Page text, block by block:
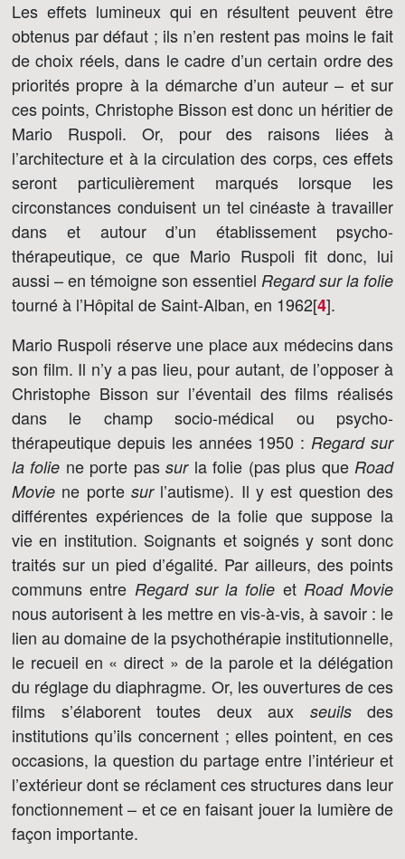
Les effets lumineux qui en résultent peuvent être
obtenus par défaut ; ils n’en restent pas moins le fait
de choix réels, dans le cadre d’un certain ordre des
priorités propre à la démarche d’un auteur – et sur
ces points, Christophe Bisson est donc un héritier de
Mario Ruspoli. Or, pour des raisons liées à
l’architecture et à la circulation des corps, ces effets
seront particulièrement marqués lorsque les
circonstances conduisent un tel cinéaste à travailler
dans et autour d’un établissement psycho-
thérapeutique, ce que Mario Ruspoli fit donc, lui
aussi – en témoigne son essentiel Regard sur la folie
tourné à l’Hôpital de Saint-Alban, en 1962[4].
Mario Ruspoli réserve une place aux médecins dans
son film. Il n’y a pas lieu, pour autant, de l’opposer à
Christophe Bisson sur l’éventail des films réalisés
dans le champ socio-médical ou psycho-
thérapeutique depuis les années 1950 : Regard sur
la folie ne porte passurla folie (pas plus que Road
Movie ne porte surl’autisme). Il y est question des
différentes expériences de la folie que suppose la
vie en institution. Soignants et soignés y sont donc
traités sur un pied d’égalité. Par ailleurs, des points
communs entre Regard sur la folie et Road Movie
nous autorisent à les mettre en vis-à-vis, à savoir : le
lien au domaine de la psychothérapie institutionnelle,
le recueil en « direct » de la parole et la délégation
du réglage du diaphragme. Or, les ouvertures de ces
films s’élaborent toutes deux aux seuilsdes
institutions qu’ils concernent ; elles pointent, en ces
occasions, la question du partage entre l’intérieur et
l’extérieur dont se réclament ces structures dans leur
fonctionnement – et ce en faisant jouer la lumière de
façon importante.